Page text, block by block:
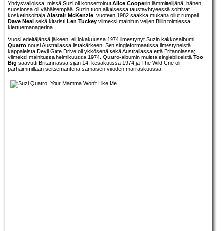
Yhdysvalloissa, missä Suzi oli konsertoinut Alice Cooperin lämmittelijänä, hänen
suosionsa oli vähäisempää. Suzin tuon aikaisessa taustayhtyeessä soittivat
kosketinsoittaja Alastair McKenzie, vuoteen 1982 saakka mukana ollut rumpali
Dave Neal sekä kitaristi Len Tuckey viimeksi mainitun veljen Billin toimiessa
kiertuemanagerina.
Vuosi edeltäjänsä jälkeen, eli lokakuussa 1974 ilmestynyt Suzin kakkosalbumi
Quatro nousi Australiassa listakärkeen. Sen singleformaatissa ilmestyneistä
kappaleista Devil Gate Drive oli ykkösenä sekä Australiassa että Britanniassa;
viimeksi mainitussa helmikuussa 1974. Quatro-albumin muista singlebiiseistä Too
Big saavutti Britanniassa sijan 14. kesäkuussa 1974 ja The Wild One oli
parhaimmillaan seitsemäntenä samaisen vuoden marraskuussa.